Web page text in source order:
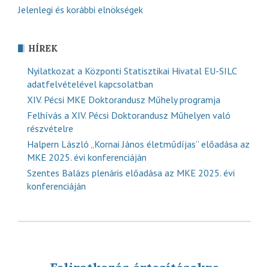
Jelenlegi és korábbi elnökségek
HÍREK
Nyilatkozat a Központi Statisztikai Hivatal EU-SILC
adatfelvételével kapcsolatban
XIV. Pécsi MKE Doktorandusz Műhely programja
Felhívás a XIV. Pécsi Doktorandusz Műhelyen való
részvételre
Halpern László „Kornai János életműdíjas” előadása az
MKE 2025. évi konferenciáján
Szentes Balázs plenáris előadása az MKE 2025. évi
konferenciáján